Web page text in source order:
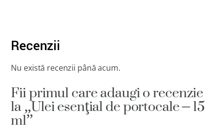
Recenzii
Nu există recenzii până acum.
Fii primul care adaugi o recenzie
la „Ulei esenţial de portocale – 15
ml”